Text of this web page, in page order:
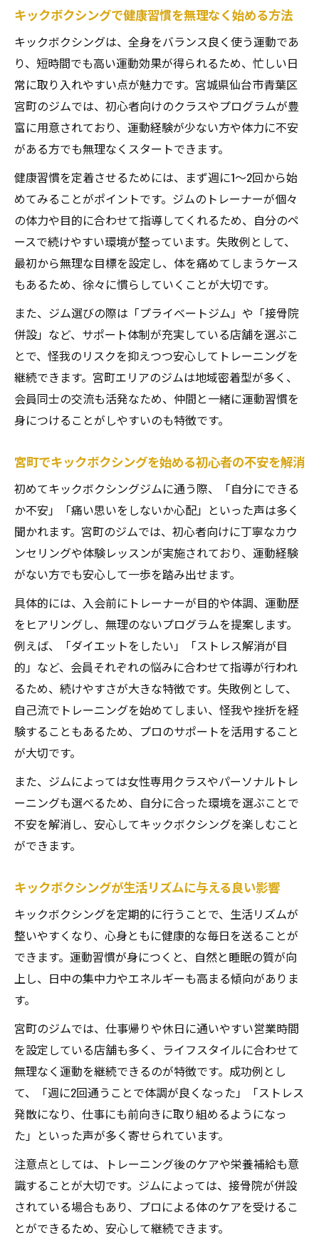
ぶコツ
体力と自信を育むキックボクシングの魅力
キックボクシングの動きで体力アップを実
感する理由
自信を持って続けられるキックボクシング
の秘訣
ポイント
女性にも人気のキックボクシングの魅力と
キックボクシングで得られる達成感と成長
の瞬間
キックボクシングが全身の健康に与える効
果
日常生活で感じるキックボクシングの変化
と魅力
ダイエット以外にも役立つキックボクシン
ストレス軽減に効くキックボクシングの実
践方法
キックボクシングで姿勢と柔軟性を向上さ
せるコツ
効率的なダイエットならキックボクシングが最
適
キックボクシングによる脂肪燃焼ダイエッ
トの魅力
効率良く痩せるキックボクシングのトレー
ニング法
キックボクシングで理想のボディラインに
近づく秘訣
継続しやすいキックボクシングダイエット
の工夫
キックボクシングと他の運動を比較した痩
せ方の違い
継続できるジム選びのコツとポイント
キックボクシングジム入会時に確認したい
通いやすいキックボクシングジムの見極め
方とは
パーソナル指導ありのジムで継続力を高め
る方法
女性も安心して通えるキックボクシング施
宮町で継続できるキックボクシング環境の
選び方
ストレス解消を目指すキックボクシング活用法
キックボクシングでストレス発散できる理
由とは
ング活用
忙しい人でもできるキックボクシングでの
キックボクシングで健康習慣を無理なく始める方法
キックボクシングは、全身をバランス良く使う運動であ
り、短時間でも高い運動効果が得られるため、忙しい日
常に取り入れやすい点が魅力です。宮城県仙台市青葉区
宮町のジムでは、初心者向けのクラスやプログラムが豊
富に用意されており、運動経験が少ない方や体力に不安
がある方でも無理なくスタートできます。
健康習慣を定着させるためには、まず週に1〜2回から始
めてみることがポイントです。ジムのトレーナーが個々
の体力や目的に合わせて指導してくれるため、自分のペ
ースで続けやすい環境が整っています。失敗例として、
最初から無理な目標を設定し、体を痛めてしまうケース
もあるため、徐々に慣らしていくことが大切です。
また、ジム選びの際は「プライベートジム」や「接骨院
併設」など、サポート体制が充実している店舗を選ぶこ
とで、怪我のリスクを抑えつつ安心してトレーニングを
継続できます。宮町エリアのジムは地域密着型が多く、
会員同士の交流も活発なため、仲間と一緒に運動習慣を
身につけることがしやすいのも特徴です。
宮町でキックボクシングを始める初心者の不安を解消
初めてキックボクシングジムに通う際、「自分にできる
か不安」「痛い思いをしないか心配」といった声は多く
聞かれます。宮町のジムでは、初心者向けに丁寧なカウ
ンセリングや体験レッスンが実施されており、運動経験
がない方でも安心して一歩を踏み出せます。
具体的には、入会前にトレーナーが目的や体調、運動歴
をヒアリングし、無理のないプログラムを提案します。
例えば、「ダイエットをしたい」「ストレス解消が目
的」など、会員それぞれの悩みに合わせて指導が行われ
るため、続けやすさが大きな特徴です。失敗例として、
自己流でトレーニングを始めてしまい、怪我や挫折を経
験することもあるため、プロのサポートを活用すること
が大切です。
また、ジムによっては女性専用クラスやパーソナルトレ
ーニングも選べるため、自分に合った環境を選ぶことで
不安を解消し、安心してキックボクシングを楽しむこと
ができます。
キックボクシングが生活リズムに与える良い影響
キックボクシングを定期的に行うことで、生活リズムが
整いやすくなり、心身ともに健康的な毎日を送ることが
できます。運動習慣が身につくと、自然と睡眠の質が向
上し、日中の集中力やエネルギーも高まる傾向がありま
す。
宮町のジムでは、仕事帰りや休日に通いやすい営業時間
を設定している店舗も多く、ライフスタイルに合わせて
無理なく運動を継続できるのが特徴です。成功例とし
て、「週に2回通うことで体調が良くなった」「ストレス
発散になり、仕事にも前向きに取り組めるようになっ
た」といった声が多く寄せられています。
注意点としては、トレーニング後のケアや栄養補給も意
識することが大切です。ジムによっては、接骨院が併設
されている場合もあり、プロによる体のケアを受けるこ
とができるため、安心して継続できます。